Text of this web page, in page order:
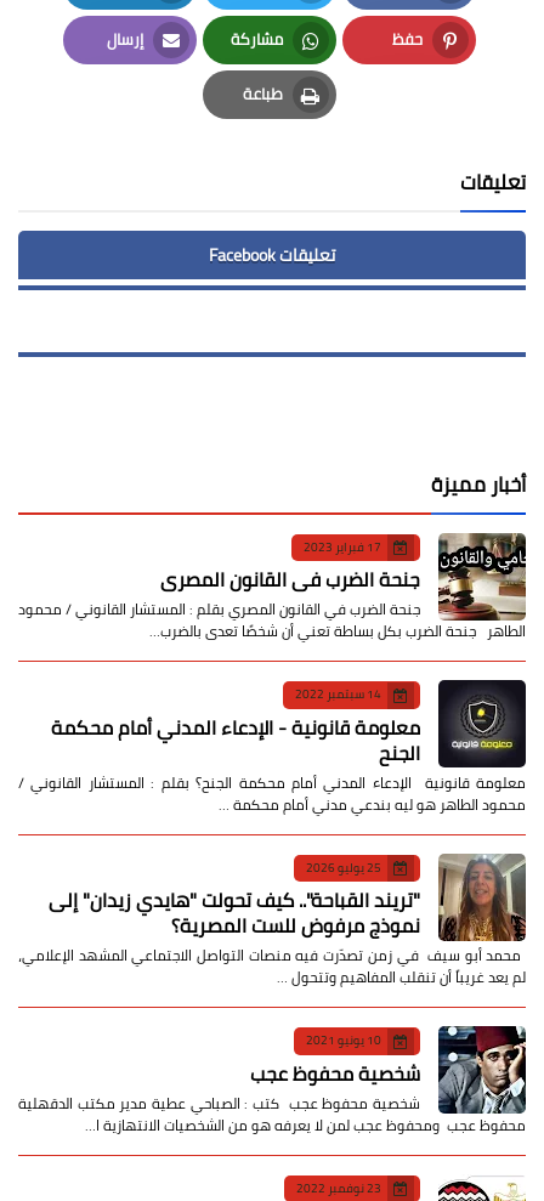
Facebook
Twitter
LinkedIn
حفظ
Pinterest
مشاركة
Whatsapp
إرسال
Email
طباعة
Print
تعليقات
تعليقات Facebook
أخبار مميزة
17 فبراير 2023
جنحة الضرب في القانون المصري
جنحة الضرب في القانون المصري بقلم : المستشار القانوني / محمود
الطاهر جنحة الضرب بكل بساطة تعني أن شخصًا تعدى بالضرب…
14 سبتمبر 2022
معلومة قانونية - الإدعاء المدني أمام محكمة
الجنح
معلومة قانونية الإدعاء المدني أمام محكمة الجنح؟ بقلم : المستشار القانوني /
محمود الطاهر هو ليه بندعي مدني أمام محكمة …
25 يوليو 2026
​"تريند القباحة".. كيف تحولت "هايدي زيدان" إلى
نموذج مرفوض للست المصرية؟
​ محمد أبو سيف ​في زمن تصدّرت فيه منصات التواصل الاجتماعي المشهد الإعلامي،
لم يعد غريباً أن تنقلب المفاهيم وتتحول …
10 يونيو 2021
شخصية محفوظ عجب
شخصية محفوظ عجب كتب : الصباحي عطية مدير مكتب الدقهلية
محفوظ عجب ومحفوظ عجب لمن لا يعرفه هو من الشخصيات الانتهازية ا…
23 نوفمبر 2022